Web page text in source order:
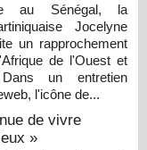
au Sénégal, la
Jocelyne
un rapprochement
de l'Ouest et
un entretien
l'icône de...
de vivre
»